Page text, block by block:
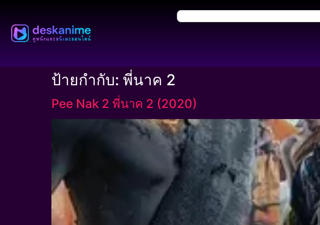
ป้ายกำกับ: พี่นาค 2
Pee Nak 2 พี่นาค 2 (2020)